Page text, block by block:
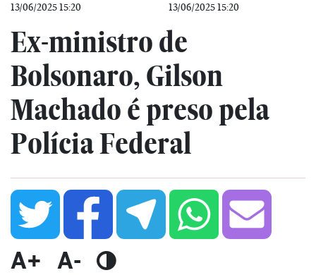
13/06/2025 15:20 13/06/2025 15:20
Ex-ministro de
Bolsonaro, Gilson
Machado é preso pela
Polícia Federal
A+ A-